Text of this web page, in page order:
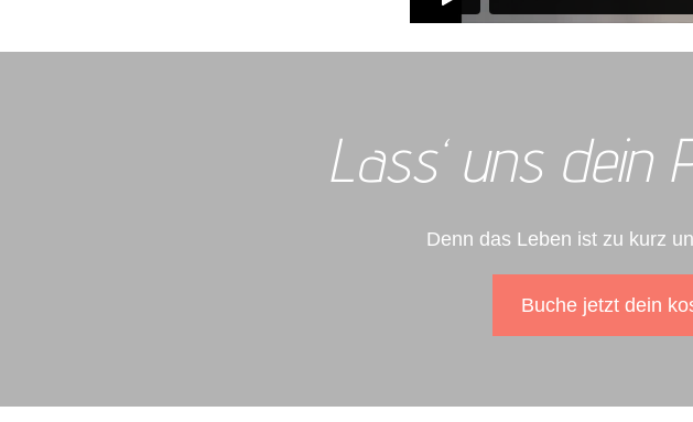
Lass‘ uns dein
Denn das Leben ist zu kurz
Buche jetzt dein